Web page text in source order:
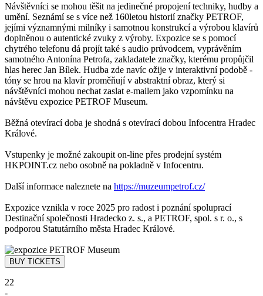
Návštěvníci se mohou těšit na jedinečné propojení techniky, hudby a
umění. Seznámí se s více než 160letou historií značky PETROF,
jejími významnými milníky i samotnou konstrukcí a výrobou klavírů
doplněnou o autentické zvuky z výroby. Expozice se s pomocí
chytrého telefonu dá projít také s audio průvodcem, vyprávěním
samotného Antonína Petrofa, zakladatele značky, kterému propůjčil
hlas herec Jan Bílek. Hudba zde navíc ožije v interaktivní podobě -
tóny se hrou na klavír proměňují v abstraktní obraz, který si
návštěvníci mohou nechat zaslat e-mailem jako vzpomínku na
návštěvu expozice PETROF Museum.
Běžná otevírací doba je shodná s otevírací dobou Infocentra Hradec
Králové.
Vstupenky je možné zakoupit on-line přes prodejní systém
HKPOINT.cz nebo osobně na pokladně v Infocentru.
Další informace naleznete na https://muzeumpetrof.cz/
Expozice vznikla v roce 2025 pro radost i poznání spoluprací
Destinační společnosti Hradecko z. s., a PETROF, spol. s r. o., s
podporou Statutárního města Hradec Králové.
22
-